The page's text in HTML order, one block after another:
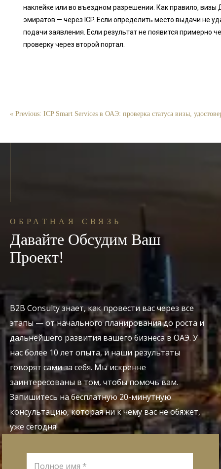
наклейке или во въездном разрешении. Как правило, визы
эмиратов — через ICP. Если определить место выдачи не
подачи заявления. Если результат не появится примерно
проверку через второй портал.
« Previous: ICP Smart Services в ОАЭ: проверка статуса визы,
ОБРАТНАЯ СВЯЗЬ
Давайте Обсудим Ваш
Проект!
B2B Consulty знает, как провести вас через все
этапы — от начального планирования до роста и
дальнейшего развития вашего бизнеса в ОАЭ. У
нас более 10 лет опыта, и наши результаты
говорят сами за себя. Мы искренне
заинтересованы в том, чтобы помочь вам.
Запишитесь на бесплатную 20-минутную
консультацию, которая ни к чему вас не обяжет,
уже сегодня!